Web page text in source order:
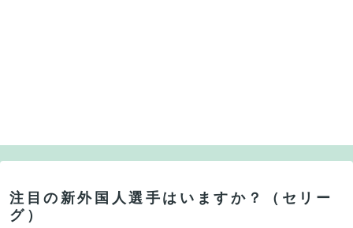
注目の新外国人選手はいますか？（セリー
グ）